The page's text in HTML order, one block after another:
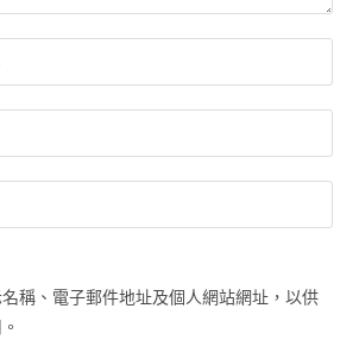
稱、電子郵件地址及個人網站網址，以供